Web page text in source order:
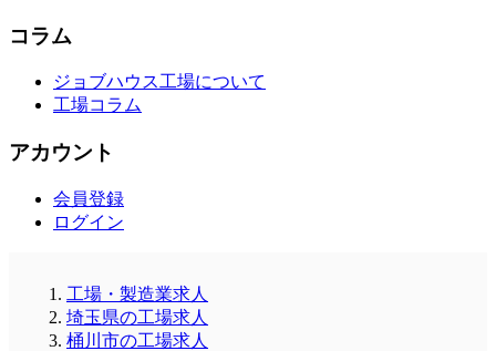
コラム
ジョブハウス工場について
工場コラム
アカウント
会員登録
ログイン
工場・製造業求人
埼玉県の工場求人
桶川市の工場求人